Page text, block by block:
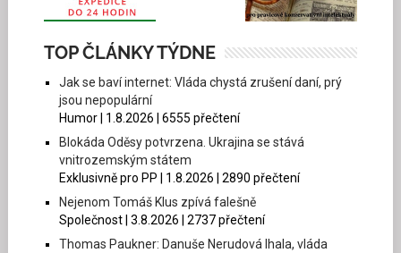
TOP ČLÁNKY TÝDNE
Jak se baví internet: Vláda chystá zrušení daní, prý
jsou nepopulární
Humor | 1.8.2026 | 6555 přečtení
Blokáda Oděsy potvrzena. Ukrajina se stává
vnitrozemským státem
Exklusivně pro PP | 1.8.2026 | 2890 přečtení
Nejenom Tomáš Klus zpívá falešně
Společnost | 3.8.2026 | 2737 přečtení
Thomas Paukner: Danuše Nerudová lhala, vláda